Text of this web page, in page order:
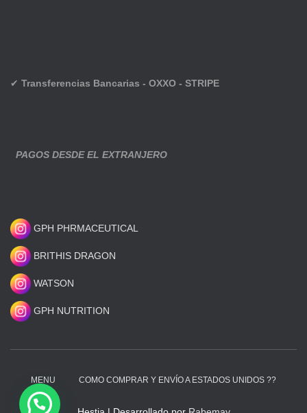
✔ Transferencias Bancarias - OXXO - STRIPE
PAGOS DESDE EL EXTRANJERO
GPH PHRMACEUTICAL
BRITHIS DRAGON
WATSON
GPH NUTRITION
MENU COMO COMPRAR Y ENVÍO A ESTADOS UNIDOS ??